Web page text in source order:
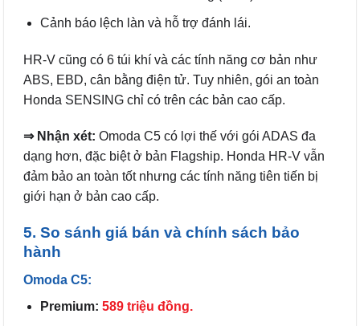
Cảnh báo lệch làn và hỗ trợ đánh lái.
HR-V cũng có 6 túi khí và các tính năng cơ bản như
ABS, EBD, cân bằng điện tử. Tuy nhiên, gói an toàn
Honda SENSING chỉ có trên các bản cao cấp.
⇒ Nhận xét: Omoda C5 có lợi thế với gói ADAS đa
dạng hơn, đặc biệt ở bản Flagship. Honda HR-V vẫn
đảm bảo an toàn tốt nhưng các tính năng tiên tiến bị
giới hạn ở bản cao cấp.
5. So sánh giá bán và chính sách bảo
hành
Omoda C5:
Premium: 589 triệu đồng.